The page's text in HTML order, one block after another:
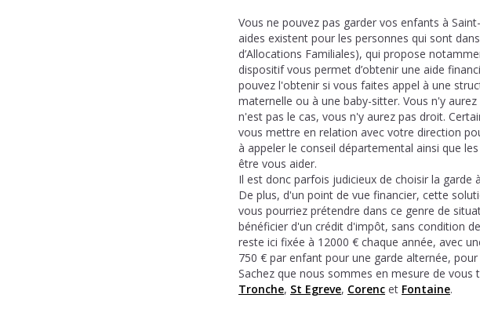
Vous ne pouvez pas garder vos enfants à
aides existent pour les personnes qui sont
d’Allocations Familiales), qui propose
dispositif vous permet d’obtenir une aide
pouvez l'obtenir si vous faites appel à une
maternelle ou à une baby-sitter. Vous n'y
n'est pas le cas, vous n'y aurez pas droit.
vous mettre en relation avec votre direction
à appeler le conseil départemental ainsi que
être vous aider.
Il est donc parfois judicieux de choisir la
De plus, d'un point de vue financier, cette
vous pourriez prétendre dans ce genre de
bénéficier d'un crédit d'impôt, sans condition
reste ici fixée à 12000 € chaque année, avec
750 € par enfant pour une garde alternée,
Sachez que nous sommes en mesure de
Tronche, St Egreve, Corenc et Fontaine.